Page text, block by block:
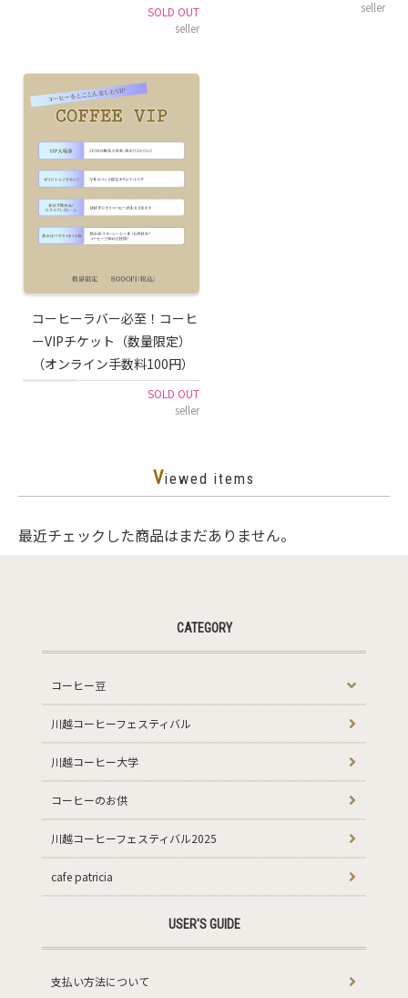
SOLD OUT
seller
seller
コーヒーラバー必至！コーヒ
ーVIPチケット（数量限定）
（オンライン手数料100円）
SOLD OUT
seller
Viewed items
最近チェックした商品はまだありません。
CATEGORY
コーヒー豆
川越コーヒーフェスティバル
川越コーヒー大学
コーヒーのお供
川越コーヒーフェスティバル2025
cafe patricia
USER'S GUIDE
支払い方法について